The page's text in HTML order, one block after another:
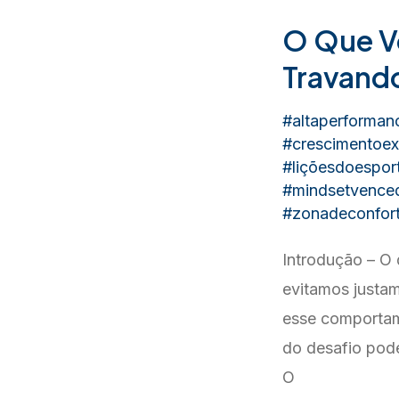
O Que
Introdução – O
evitamos
esse
do desafio
O